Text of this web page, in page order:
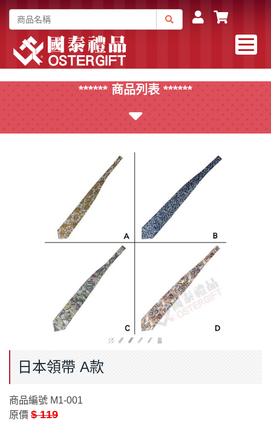
****** 商品列表 ******
日本領帶 A款
商品編號 M1-001
原價 $ 119